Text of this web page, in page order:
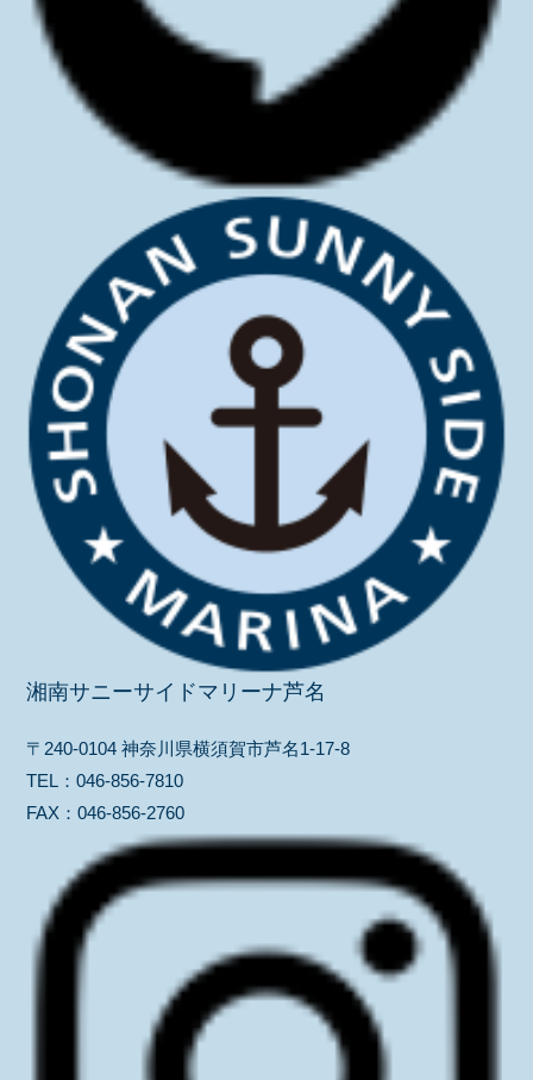
湘南サニーサイドマリーナ芦名
〒240-0104 神奈川県横須賀市芦名1-17-8
TEL：046-856-7810
FAX：046-856-2760